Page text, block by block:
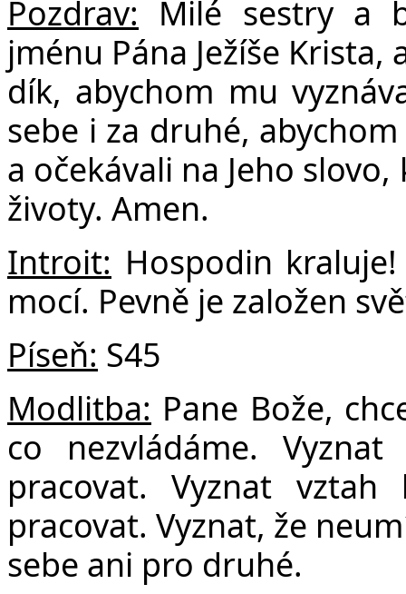
Pozdrav: Milé sestry a
jménu Pána Ježíše
dík, abychom mu
sebe i za druhé,
a očekávali na Jeho
životy. Amen.
Introit: Hospodin
mocí. Pevně je založen
Píseň: S45
Modlitba: Pane Bože,
co nezvládáme.
pracovat. Vyznat
pracovat. Vyznat, že
sebe ani pro druhé.